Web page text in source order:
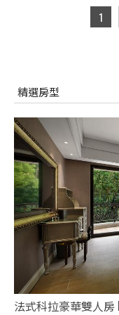
1
精選房型
法式科拉豪華雙人房